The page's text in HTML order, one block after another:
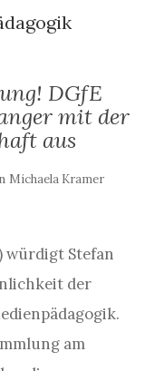
DGfE
mit der
aus
Michaela Kramer
würdigt Stefan
der
am